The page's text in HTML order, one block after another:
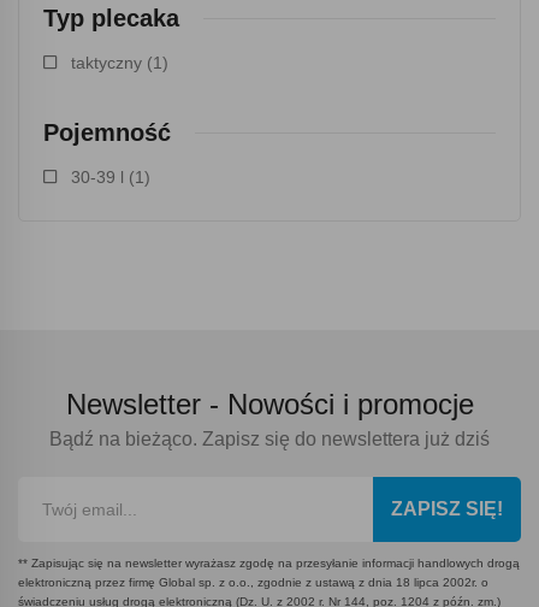
Typ plecaka
taktyczny (1)
Pojemność
30-39 l (1)
Newsletter - Nowości i promocje
Bądź na bieżąco. Zapisz się do newslettera już dziś
ZAPISZ SIĘ!
** Zapisując się na newsletter wyrażasz zgodę na przesyłanie informacji handlowych drogą
elektroniczną przez firmę Global sp. z o.o., zgodnie z ustawą z dnia 18 lipca 2002r. o
świadczeniu usług drogą elektroniczną (Dz. U. z 2002 r. Nr 144, poz. 1204 z późn. zm.)